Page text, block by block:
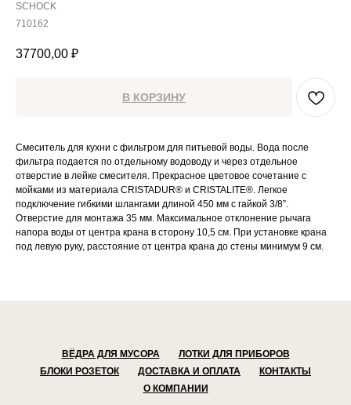
SCHOCK
710162
37700,00 ₽
В КОРЗИНУ
Смеситель для кухни с фильтром для питьевой воды. Вода после
фильтра подается по отдельному водоводу и через отдельное
отверстие в лейке смесителя. Прекрасное цветовое сочетание с
мойками из материала CRISTADUR® и CRISTALITE®. Легкое
подключение гибкими шлангами длиной 450 мм с гайкой 3/8”.
Отверстие для монтажа 35 мм. Максимальное отклонение рычага
напора воды от центра крана в сторону 10,5 см. При установке крана
под левую руку, расстояние от центра крана до стены минимум 9 см.
ВЁДРА ДЛЯ МУСОРА
ЛОТКИ ДЛЯ ПРИБОРОВ
БЛОКИ РОЗЕТОК
ДОСТАВКА И ОПЛАТА
КОНТАКТЫ
О КОМПАНИИ